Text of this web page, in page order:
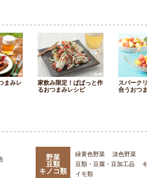
まみレ
家飲み限定！ぱぱっと作
るおつまみレシピ
スパーク
合うおつ
野菜
豆類
キノコ類
緑黄色野菜
淡色野菜
豆類・豆腐・豆加工品
イモ類